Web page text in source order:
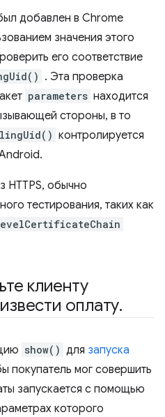
добавлен в Chrome
значения этого
его соответствие
. Эта проверка
parameters находится
стороны, в то
контролируется
HTTPS, обычно
тестирования, таких как
клиенту
оплату.
show() для запуска
покупатель мог совершить
запускается с помощью
которого